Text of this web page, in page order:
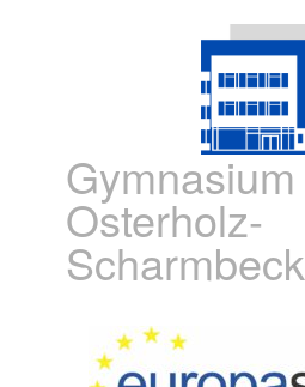
Gymnasium
Osterholz-
Scharmbeck